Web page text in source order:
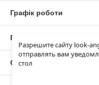
Разрешите сайту look-
отправлять вам
стол
Графік роботи
Повна версія сайту
Сайт створено на